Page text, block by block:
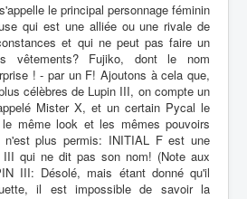
le principal personnage féminin
qui est une alliée ou une rivale de
et qui ne peut pas faire un
vêtements? Fujiko, dont le nom
! - par un F! Ajoutons à cela que,
célèbres de Lupin III, on compte un
Mister X, et un certain Pycal le
même look et les mêmes pouvoirs
plus permis: INITIAL F est une
qui ne dit pas son nom! (Note aux
III: Désolé, mais étant donné qu'il
il est impossible de savoir la